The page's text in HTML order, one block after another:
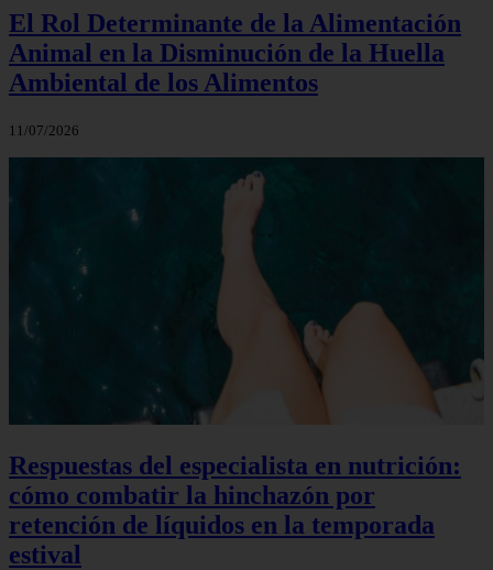
El Rol Determinante de la Alimentación
Animal en la Disminución de la Huella
Ambiental de los Alimentos
11/07/2026
Respuestas del especialista en nutrición:
cómo combatir la hinchazón por
retención de líquidos en la temporada
estival